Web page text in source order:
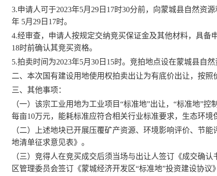
3.申请人可于2023年5月 29 日 17时30分前，向蒙城县自然资
年 5月 29 日 17时。
4.经审查，申请人按规定交纳竞买保证金及其他材料，具备
18时前确认其竞买资格。
5.拍卖时间为2023年5月 30 日 15时。 竞拍地点设在蒙城县自
二、本次国有建设用地使用权拍卖出让为有底价出让，按照
三、其他事项：
（一）该宗工业用地为工业项目“标准地”出让，“标准地”控
每亩10万元，能耗标准应符合相关行业标准要求，生态环
（二）上述地块已开展压覆矿产资源、环境影响评价、节
地清单征求意见表》。
（三）竞得人在竞买成交后须当场与出让人签订《成交确
区管理委员会签订《蒙城经济开发区“标准地”投资建设协